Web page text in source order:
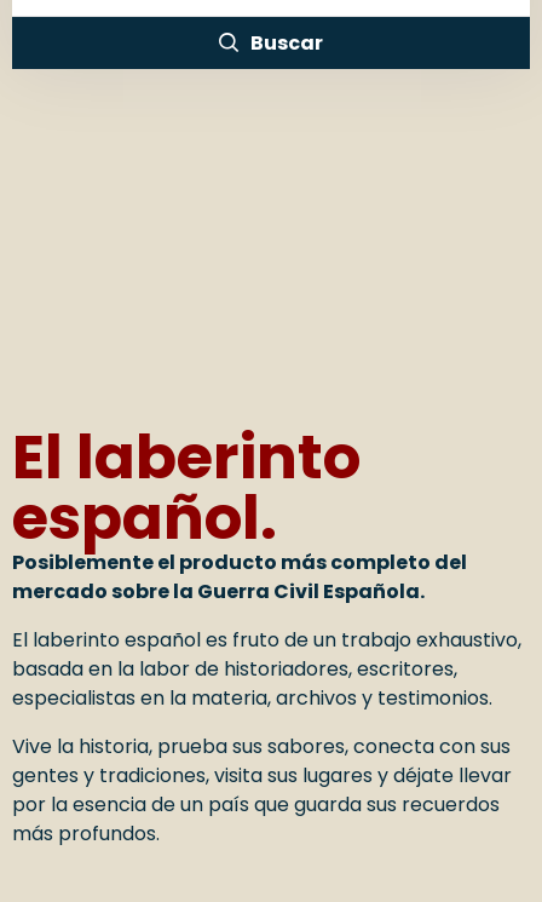
Buscar
El laberinto
español.
Posiblemente el producto más completo del
mercado sobre la Guerra Civil Española.
El laberinto español es fruto de un trabajo exhaustivo,
basada en la labor de historiadores, escritores,
especialistas en la materia, archivos y testimonios.
Vive la historia, prueba sus sabores, conecta con sus
gentes y tradiciones, visita sus lugares y déjate llevar
por la esencia de un país que guarda sus recuerdos
más profundos.